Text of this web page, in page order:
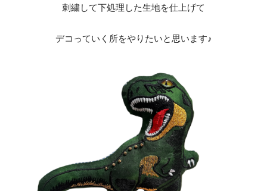
刺繍して下処理した生地を仕上げて
デコっていく所をやりたいと思います♪